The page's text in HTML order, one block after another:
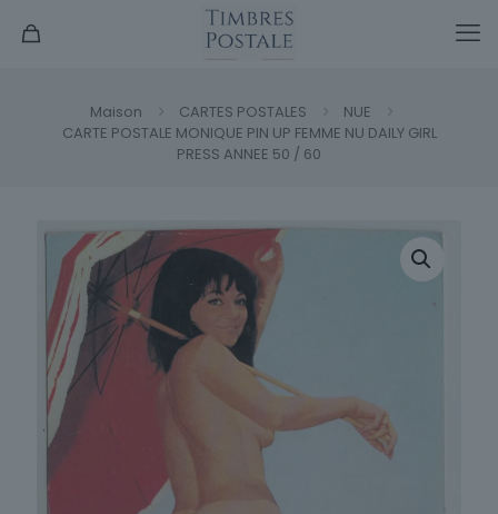
Maison CARTES POSTALES
NUE
CARTE POSTALE MONIQUE PIN UP FEMME NU DAILY GIRL
PRESS ANNEE 50 / 60